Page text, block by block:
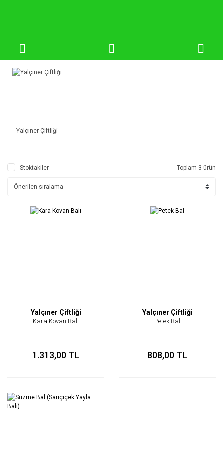
Yalçıner Çiftliği
Stoktakiler Toplam 3 ürün
Yalçıner Çiftliği
Kara Kovan Balı
1.313,00 TL
Yalçıner Çiftliği
Petek Bal
808,00 TL